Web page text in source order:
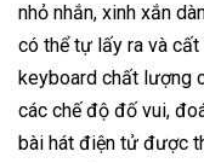
nhỏ nhắn, xinh xắn
có thể tự lấy ra và
keyboard chất lượng
các chế độ đố vui,
bài hát điện tử được